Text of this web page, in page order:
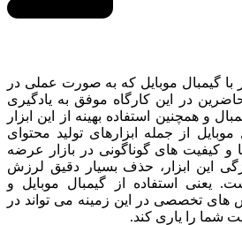
با گیمبال موبایل که به صورت عملی در
در این کارگاه موفق به یادگیری
و همچنین استفاده بهینه از این ابزار
موبایل از جمله ابزارهای تولید محتوای
کیفیت های گوناگونی در بازار عرضه
این ابزار، حذف بسیار دقیق لرزش
یعنی استفاده از گیمبال موبایل و
های تخصصی در این زمینه می تواند در
شما را یاری کند.